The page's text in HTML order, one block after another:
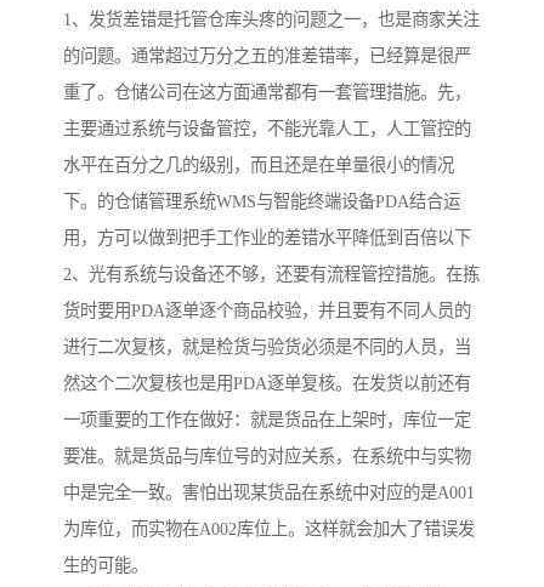
1、发货差错是托管仓库头疼的问题之一，也是商家关注
的问题。通常超过万分之五的准差错率，已经算是很严
重了。仓储公司在这方面通常都有一套管理措施。先，
主要通过系统与设备管控，不能光靠人工，人工管控的
水平在百分之几的级别，而且还是在单量很小的情况
下。的仓储管理系统WMS与智能终端设备PDA结合运
用，方可以做到把手工作业的差错水平降低到百倍以下
2、光有系统与设备还不够，还要有流程管控措施。在拣
货时要用PDA逐单逐个商品校验，并且要有不同人员的
进行二次复核，就是检货与验货必须是不同的人员，当
然这个二次复核也是用PDA逐单复核。在发货以前还有
一项重要的工作在做好：就是货品在上架时，库位一定
要准。就是货品与库位号的对应关系，在系统中与实物
中是完全一致。害怕出现某货品在系统中对应的是A001
为库位，而实物在A002库位上。这样就会加大了错误发
生的可能。